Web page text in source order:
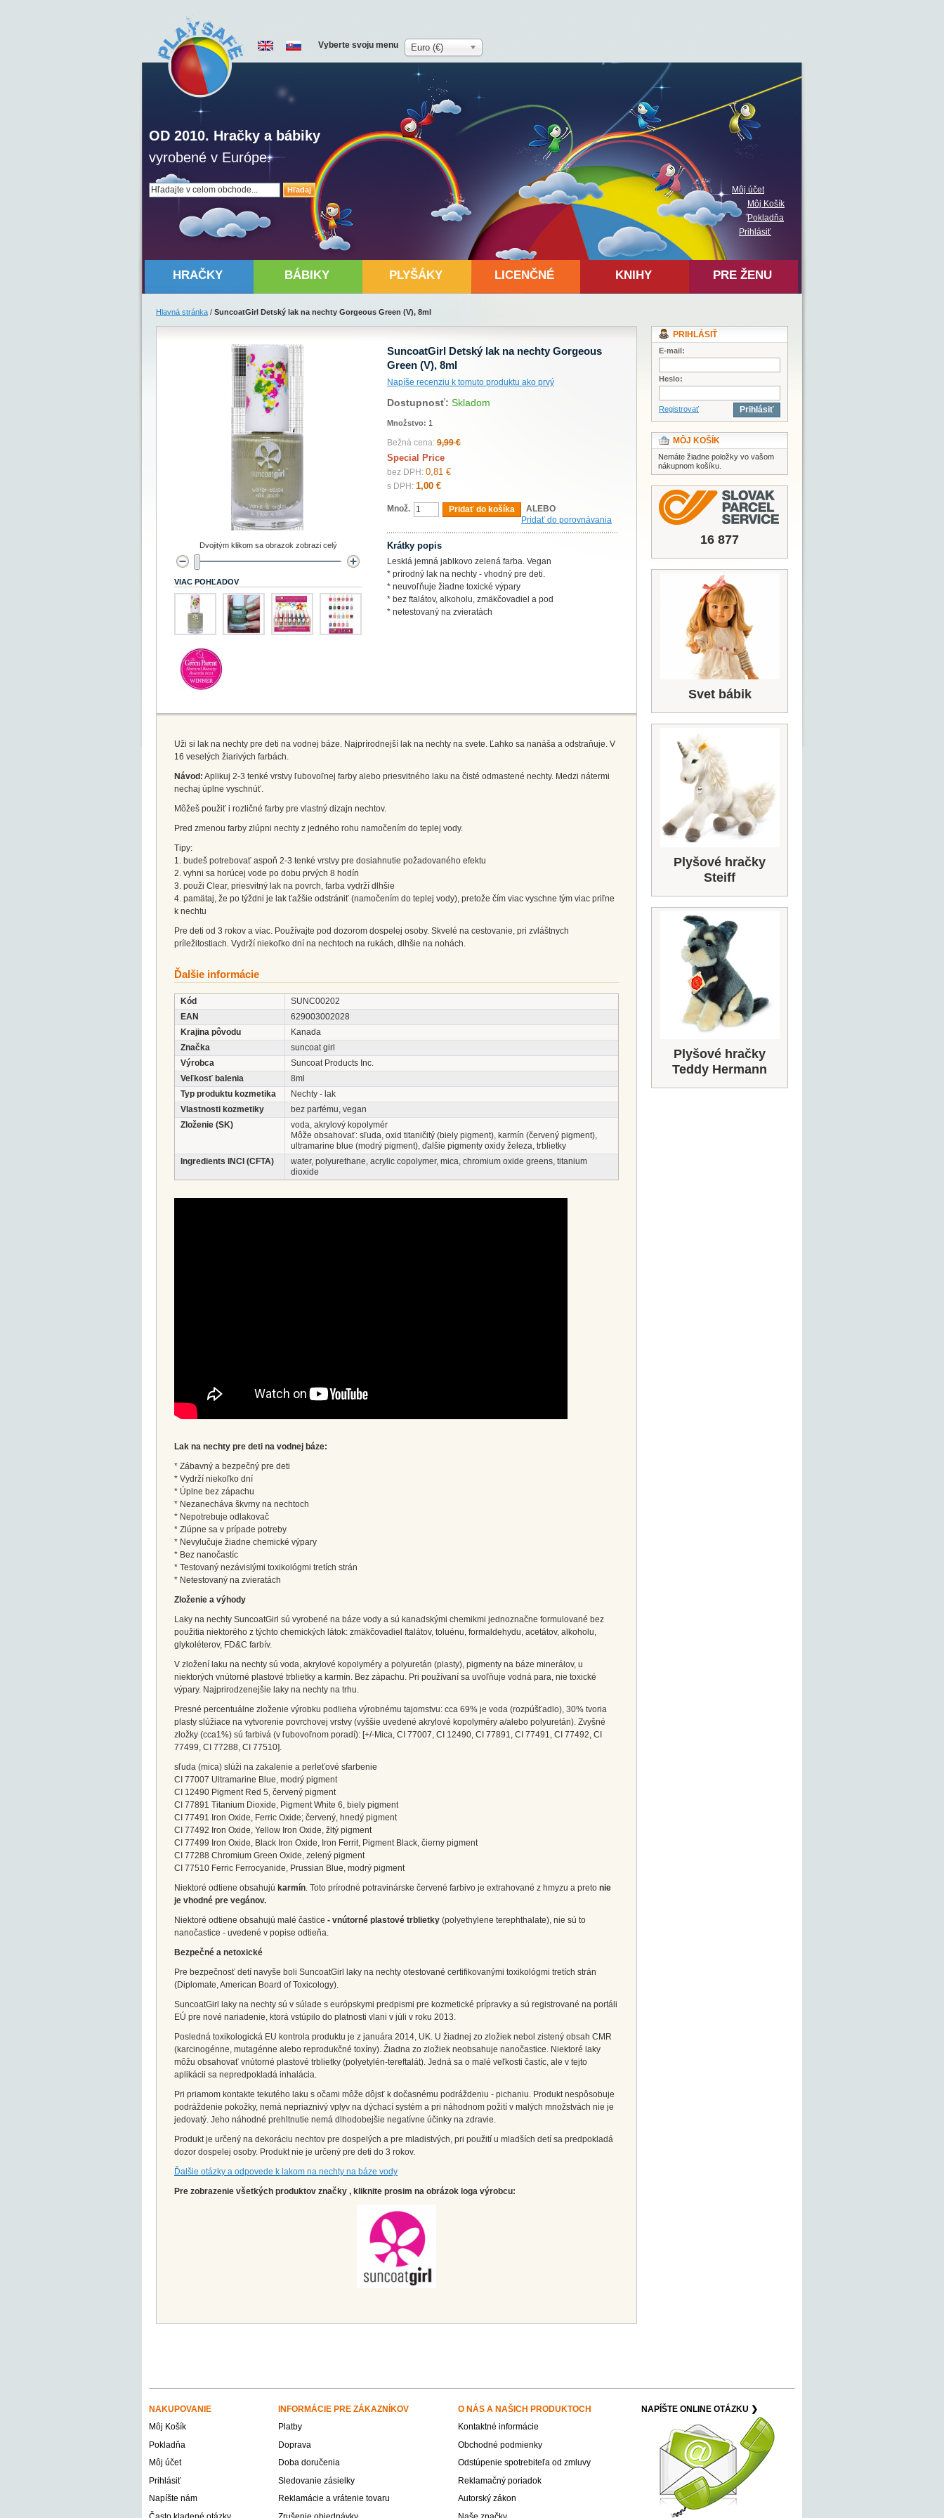
Hľadaj
OD 2010. Hračky a bábiky
vyrobené v Európe.
Môj účet
Môj Košík
Pokladňa
Prihlásiť
Vyberte svoju menu Euro (€)
HRAČKY BÁBIKY PLYŠÁKY LICENČNÉ KNIHY PRE ŽENU
Hlavná stránka / SuncoatGirl Detský lak na nechty Gorgeous Green (V), 8ml
SuncoatGirl Detský lak na nechty Gorgeous
Green (V), 8ml
Napíše recenziu k tomuto produktu ako prvý
Dostupnosť: Skladom
Množstvo: 1
Bežná cena: 9,99 €
Special Price
bez DPH: 0,81 €
s DPH: 1,00 €
Množ. Pridať do košíka
ALEBO
Pridať do porovnávania
Krátky popis
Lesklá jemná jablkovo zelená farba. Vegan
* prírodný lak na nechty - vhodný pre deti.
* neuvoľňuje žiadne toxické výpary
* bez ftalátov, alkoholu, zmäkčovadiel a pod
* netestovaný na zvieratách
Dvojitým klikom sa obrazok zobrazi celý
VIAC POHĽADOV
Uži si lak na nechty pre deti na vodnej báze. Najprírodnejší lak na nechty na svete. Ľahko sa nanáša a odstraňuje. V
16 veselých žiarivých farbách.
Návod: Aplikuj 2-3 tenké vrstvy ľubovoľnej farby alebo priesvitného laku na čisté odmastené nechty. Medzi nátermi
nechaj úplne vyschnúť.
Môžeš použiť i rozličné farby pre vlastný dizajn nechtov.
Pred zmenou farby zlúpni nechty z jedného rohu namočením do teplej vody.
Tipy:
1. budeš potrebovať aspoň 2-3 tenké vrstvy pre dosiahnutie požadovaného efektu
2. vyhni sa horúcej vode po dobu prvých 8 hodín
3. použi Clear, priesvitný lak na povrch, farba vydrží dlhšie
4. pamätaj, že po týždni je lak ťažšie odstrániť (namočením do teplej vody), pretože čím viac vyschne tým viac priľne
k nechtu
Pre deti od 3 rokov a viac. Používajte pod dozorom dospelej osoby. Skvelé na cestovanie, pri zvláštnych
príležitostiach. Vydrží niekoľko dní na nechtoch na rukách, dlhšie na nohách.
Ďalšie informácie
Kód
SUNC00202
EAN
629003002028
Krajina pôvodu
Kanada
Značka
suncoat girl
Výrobca
Suncoat Products Inc.
Veľkosť balenia
8ml
Typ produktu kozmetika
Nechty - lak
Vlastnosti kozmetiky
bez parfému, vegan
Zloženie (SK)
voda, akrylový kopolymér
Môže obsahovať: sľuda, oxid titaničitý (biely pigment), karmín (červený pigment),
ultramarine blue (modrý pigment), ďalšie pigmenty oxidy železa, trblietky
Ingredients INCI (CFTA)
water, polyurethane, acrylic copolymer, mica, chromium oxide greens, titanium
dioxide
Lak na nechty pre deti na vodnej báze:
* Zábavný a bezpečný pre deti
* Vydrží niekoľko dní
* Úplne bez zápachu
* Nezanecháva škvrny na nechtoch
* Nepotrebuje odlakovač
* Zlúpne sa v prípade potreby
* Nevylučuje žiadne chemické výpary
* Bez nanočastíc
* Testovaný nezávislými toxikológmi tretích strán
* Netestovaný na zvieratách
Zloženie a výhody
Laky na nechty SuncoatGirl sú vyrobené na báze vody a sú kanadskými chemikmi jednoznačne formulované bez
použitia niektorého z týchto chemických látok: zmäkčovadiel ftalátov, toluénu, formaldehydu, acetátov, alkoholu,
glykoléterov, FD&C farbív.
V zložení laku na nechty sú voda, akrylové kopolyméry a polyuretán (plasty), pigmenty na báze minerálov, u
niektorých vnútorné plastové trblietky a karmín. Bez zápachu. Pri používaní sa uvoľňuje vodná para, nie toxické
výpary. Najprirodzenejšie laky na nechty na trhu.
Presné percentuálne zloženie výrobku podlieha výrobnému tajomstvu: cca 69% je voda (rozpúšťadlo), 30% tvoria
plasty slúžiace na vytvorenie povrchovej vrstvy (vyššie uvedené akrylové kopolyméry a/alebo polyuretán). Zvyšné
zložky (cca1%) sú farbivá (v ľubovoľnom poradí): [+/-Mica, CI 77007, CI 12490, CI 77891, CI 77491, CI 77492, CI
77499, CI 77288, CI 77510].
sľuda (mica) slúži na zakalenie a perleťové sfarbenie
CI 77007 Ultramarine Blue, modrý pigment
CI 12490 Pigment Red 5, červený pigment
CI 77891 Titanium Dioxide, Pigment White 6, biely pigment
CI 77491 Iron Oxide, Ferric Oxide; červený, hnedý pigment
CI 77492 Iron Oxide, Yellow Iron Oxide, žltý pigment
CI 77499 Iron Oxide, Black Iron Oxide, Iron Ferrit, Pigment Black, čierny pigment
CI 77288 Chromium Green Oxide, zelený pigment
CI 77510 Ferric Ferrocyanide, Prussian Blue, modrý pigment
Niektoré odtiene obsahujú karmín. Toto prírodné potravinárske červené farbivo je extrahované z hmyzu a preto nie
je vhodné pre vegánov.
Niektoré odtiene obsahujú malé častice - vnútorné plastové trblietky (polyethylene terephthalate), nie sú to
nanočastice - uvedené v popise odtieňa.
Bezpečné a netoxické
Pre bezpečnosť detí navyše boli SuncoatGirl laky na nechty otestované certifikovanými toxikológmi tretích strán
(Diplomate, American Board of Toxicology).
SuncoatGirl laky na nechty sú v súlade s európskymi predpismi pre kozmetické prípravky a sú registrované na portáli
EÚ pre nové nariadenie, ktorá vstúpilo do platnosti vlani v júli v roku 2013.
Posledná toxikologická EU kontrola produktu je z januára 2014, UK. U žiadnej zo zložiek nebol zistený obsah CMR
(karcinogénne, mutagénne alebo reprodukčné toxíny). Žiadna zo zložiek neobsahuje nanočastice. Niektoré laky
môžu obsahovať vnútorné plastové trblietky (polyetylén-tereftalát). Jedná sa o malé veľkosti častíc, ale v tejto
aplikácii sa nepredpokladá inhalácia.
Pri priamom kontakte tekutého laku s očami môže dôjsť k dočasnému podráždeniu - pichaniu. Produkt nespôsobuje
podráždenie pokožky, nemá nepriaznivý vplyv na dýchací systém a pri náhodnom požití v malých množstvách nie je
jedovatý. Jeho náhodné prehltnutie nemá dlhodobejšie negatívne účinky na zdravie.
Produkt je určený na dekoráciu nechtov pre dospelých a pre mladistvých, pri použití u mladších detí sa predpokladá
dozor dospelej osoby. Produkt nie je určený pre deti do 3 rokov.
Ďalšie otázky a odpovede k lakom na nechty na báze vody
Pre zobrazenie všetkých produktov značky , kliknite prosim na obrázok loga výrobcu:
PRIHLÁSIŤ
E-mail:
Heslo:
Registrovať Prihlásiť
MÔJ KOŠÍK
Nemáte žiadne položky vo vašom
nákupnom košíku.
16 877
Svet bábik
Plyšové hračky
Steiff
Plyšové hračky
Teddy Hermann
NAKUPOVANIE INFORMÁCIE PRE ZÁKAZNÍKOV O NÁS A NAŠICH PRODUKTOCH
NAPÍŠTE ONLINE OTÁZKU ❯
Môj Košík
Platby
Kontaktné informácie
Pokladňa
Doprava
Obchodné podmienky
Môj účet
Doba doručenia
Odstúpenie spotrebiteľa od zmluvy
Prihlásiť
Sledovanie zásielky
Reklamačný poriadok
Napíšte nám
Reklamácie a vrátenie tovaru
Autorský zákon